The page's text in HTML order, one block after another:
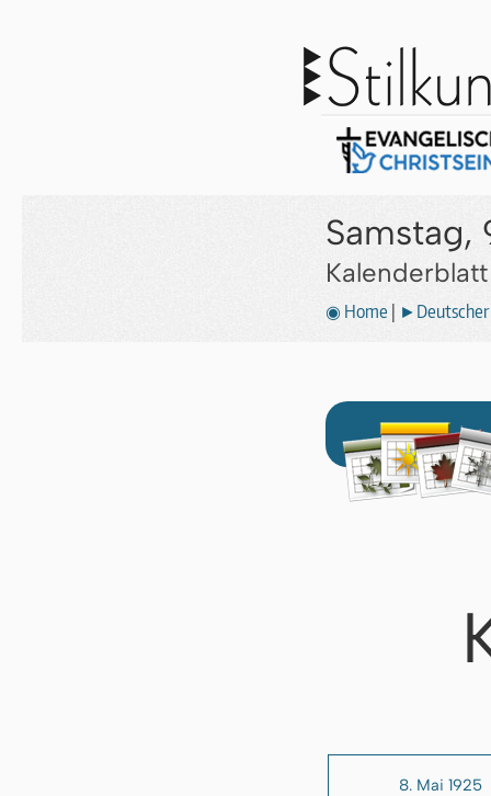
Samstag,
◉ Home ►Deutscher
8. Mai 1925